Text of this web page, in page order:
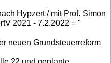
Hypzert / mit Prof. Simon
2021 - 7.2.2022 = "
neuen Grundsteuerreform